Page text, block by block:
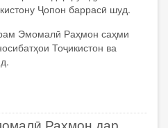
Ҷопон баррасӣ шуд.
Эмомалӣ Раҳмон саҳми
Тоҷикистон ва